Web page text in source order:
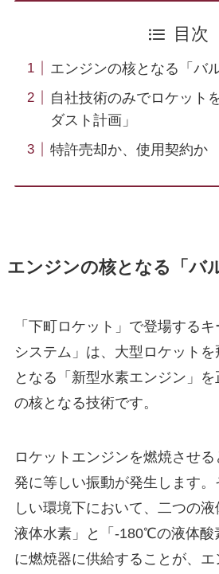
目次
エンジンの核となる「バ
自社技術のみでロケット
ダスト計画」
特許売却か、使用契約か
エンジンの核となる「バ
「下町ロケット」で登場する
システム」は、大型ロケット
となる「新型水素エンジン」
の核となる技術です。
ロケットエンジンを燃焼させ
発に等しい振動が発生します
しい環境下において、二つの
液体水素」と「-180℃の液体酸
に燃焼器に供給することが、